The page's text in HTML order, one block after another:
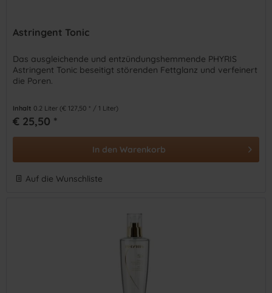
Astringent Tonic
Das ausgleichende und entzündungshemmende PHYRIS
Astringent Tonic beseitigt störenden Fettglanz und verfeinert
die Poren.
Inhalt 0.2 Liter (€ 127,50 * / 1 Liter)
€ 25,50 *
In den Warenkorb
Auf die Wunschliste